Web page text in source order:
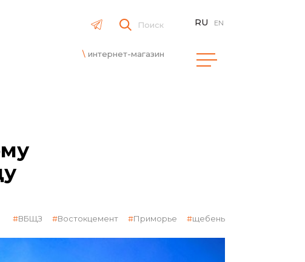
Поиск
интернет-магазин
RU EN
ВБЩЗ Востокцемент Приморье щебень